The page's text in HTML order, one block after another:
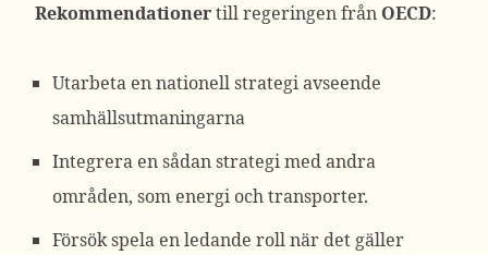
Rekommendationertill regeringen från OECD:
Utarbeta en nationell strategi avseende
samhällsutmaningarna
Integrera en sådan strategi med andra
områden, som energi och transporter.
Försök spela en ledande roll när det gäller